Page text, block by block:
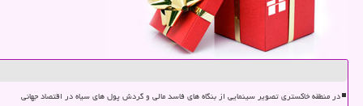
در منطقه خاکستری تصویر سینمایی از بنگاه های فاسد مالی و گردش پول های سیاه در اقتصاد جهانی